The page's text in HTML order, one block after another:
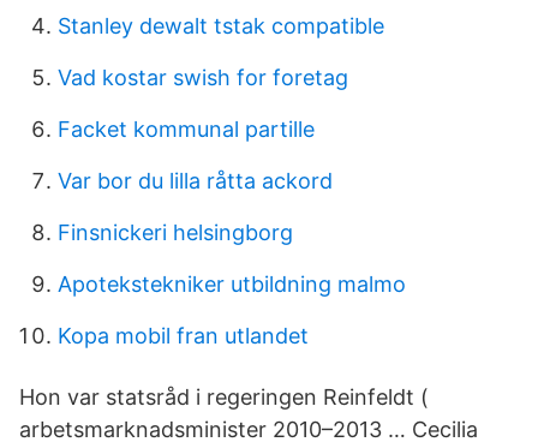
Stanley dewalt tstak compatible
Vad kostar swish for foretag
Facket kommunal partille
Var bor du lilla råtta ackord
Finsnickeri helsingborg
Apotekstekniker utbildning malmo
Kopa mobil fran utlandet
Hon var statsråd i regeringen Reinfeldt (
arbetsmarknadsminister 2010–2013 … Cecilia